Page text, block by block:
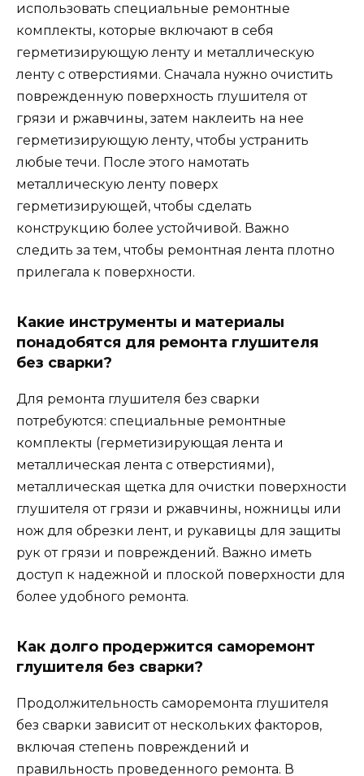
использовать специальные ремонтные
комплекты, которые включают в себя
герметизирующую ленту и металлическую
ленту с отверстиями. Сначала нужно очистить
поврежденную поверхность глушителя от
грязи и ржавчины, затем наклеить на нее
герметизирующую ленту, чтобы устранить
любые течи. После этого намотать
металлическую ленту поверх
герметизирующей, чтобы сделать
конструкцию более устойчивой. Важно
следить за тем, чтобы ремонтная лента плотно
прилегала к поверхности.
Какие инструменты и материалы
понадобятся для ремонта глушителя
без сварки?
Для ремонта глушителя без сварки
потребуются: специальные ремонтные
комплекты (герметизирующая лента и
металлическая лента с отверстиями),
металлическая щетка для очистки поверхности
глушителя от грязи и ржавчины, ножницы или
нож для обрезки лент, и рукавицы для защиты
рук от грязи и повреждений. Важно иметь
доступ к надежной и плоской поверхности для
более удобного ремонта.
Как долго продержится саморемонт
глушителя без сварки?
Продолжительность саморемонта глушителя
без сварки зависит от нескольких факторов,
включая степень повреждений и
правильность проведенного ремонта. В